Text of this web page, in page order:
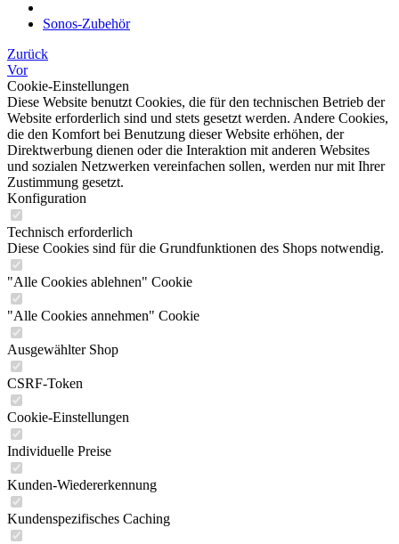
Sonos-Zubehör
Zurück
Vor
Cookie-Einstellungen
Diese Website benutzt Cookies, die für den technischen Betrieb der
Website erforderlich sind und stets gesetzt werden. Andere Cookies,
die den Komfort bei Benutzung dieser Website erhöhen, der
Direktwerbung dienen oder die Interaktion mit anderen Websites
und sozialen Netzwerken vereinfachen sollen, werden nur mit Ihrer
Zustimmung gesetzt.
Konfiguration
Technisch erforderlich
Diese Cookies sind für die Grundfunktionen des Shops notwendig.
"Alle Cookies ablehnen" Cookie
"Alle Cookies annehmen" Cookie
Ausgewählter Shop
CSRF-Token
Cookie-Einstellungen
Individuelle Preise
Kunden-Wiedererkennung
Kundenspezifisches Caching